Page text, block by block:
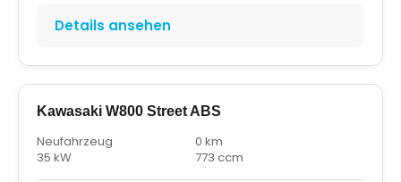
Details ansehen
Kawasaki W800 Street ABS
Neufahrzeug
0 km
35 kW
773 ccm